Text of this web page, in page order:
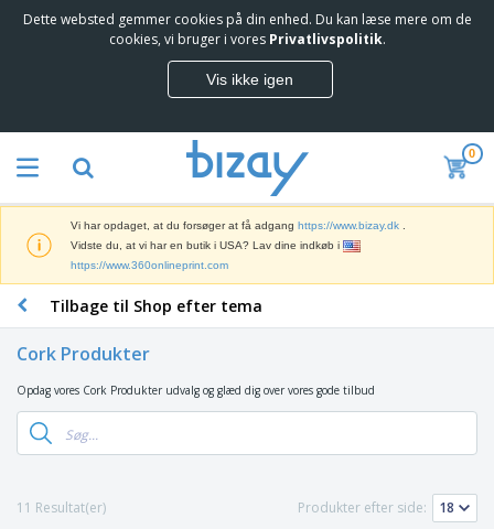
Dette websted gemmer cookies på din enhed. Du kan læse mere om de
cookies, vi bruger i vores Privatlivspolitik.
Vis ikke igen
0
Vi har opdaget, at du forsøger at få adgang https://www.bizay.dk
Vidste du, at vi har en butik i USA? Lav dine indkøb i
https://www.360onlineprint.com
Tilbage til Shop efter tema
Cork Produkter
Opdag vores Cork Produkter udvalg og glæd dig over vores gode tilbud
11 Resultat(er) Produkter efter side: